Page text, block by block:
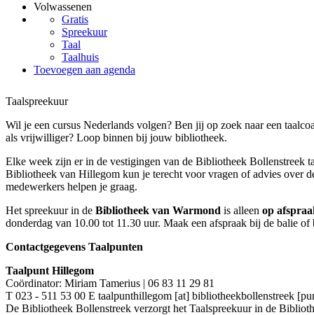
Volwassenen
Gratis
Spreekuur
Taal
Taalhuis
Toevoegen aan agenda
Taalspreekuur
Wil je een cursus Nederlands volgen? Ben jij op zoek naar een
als vrijwilliger? Loop binnen bij jouw bibliotheek.
Elke week zijn er in de vestigingen van de Bibliotheek Bollenstreek
Bibliotheek van Hillegom kun je terecht voor vragen of advies over
medewerkers helpen je graag.
Het spreekuur in de Bibliotheek van Warmond is alleen op
donderdag van 10.00 tot 11.30 uur. Maak een afspraak bij de balie
Contactgegevens Taalpunten
Taalpunt Hillegom
Coördinator: Miriam Tamerius | 06 83 11 29 81
T 023 - 511 53 00 E taalpunthillegom [at] bibliotheekbollenstreek
De Bibliotheek Bollenstreek verzorgt het Taalspreekuur in de